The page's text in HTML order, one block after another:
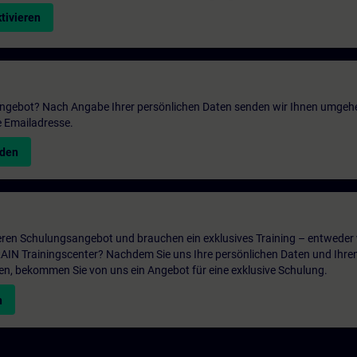
Nach Angabe Ihrer persönlichen Daten senden wir Ihnen
Schulungsangebot und brauchen ein exklusives Training – entweder
Trainingscenter? Nachdem Sie uns Ihre persönlichen Daten und
bekommen Sie von uns ein Angebot für eine exklusive Schulung.